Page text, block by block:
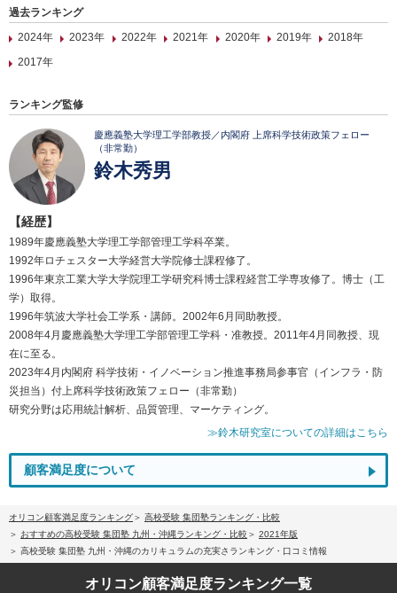
過去ランキング
2024年
2023年 2022年 2021年 2020年 2019年
2018年
2017年
ランキング監修
慶應義塾大学理工学部教授／内閣府 上席科学技術政策フェロー
（非常勤）
鈴木秀男
【経歴】
1989年慶應義塾大学理工学部管理工学科卒業。
1992年ロチェスター大学経営大学院修士課程修了。
1996年東京工業大学大学院理工学研究科博士課程経営工学専攻修了。博士（工
学）取得。
1996年筑波大学社会工学系・講師。2002年6月同助教授。
2008年4月慶應義塾大学理工学部管理工学科・准教授。2011年4月同教授、現
在に至る。
2023年4月内閣府 科学技術・イノベーション推進事務局参事官（インフラ・防
災担当）付上席科学技術政策フェロー（非常勤）
研究分野は応用統計解析、品質管理、マーケティング。
≫鈴木研究室についての詳細はこちら
顧客満足度について
オリコン顧客満足度ランキング
高校受験 集団塾ランキング・比較
おすすめの高校受験 集団塾 九州・沖縄ランキング・比較
2021年版
高校受験 集団塾 九州・沖縄のカリキュラムの充実さランキング・口コミ情報
オリコン顧客満足度ランキング一覧